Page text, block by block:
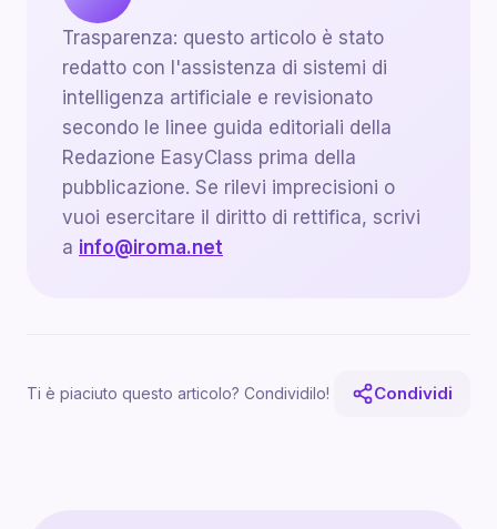
Trasparenza: questo articolo è stato
redatto con l'assistenza di sistemi di
intelligenza artificiale e revisionato
secondo le linee guida editoriali della
Redazione EasyClass prima della
pubblicazione. Se rilevi imprecisioni o
vuoi esercitare il diritto di rettifica, scrivi
a info@iroma.net
Ti è piaciuto questo articolo? Condividilo! Condividi